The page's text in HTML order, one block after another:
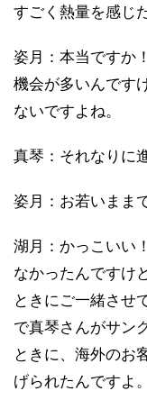
すごく熱量を感じ
姿月：本当ですか
機会が多いんです
ないですよね。
真琴：それなりに
姿月：お若いまま
湖月：かっこいい
なかったんですけ
ときにご一緒させ
で真琴さんがサン
ときに、海外のお
げられたんですよ。